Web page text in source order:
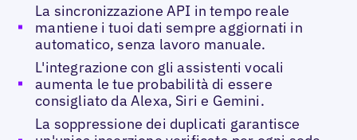
La sincronizzazione API in tempo reale
mantiene i tuoi dati sempre aggiornati in
automatico, senza lavoro manuale.
L'integrazione con gli assistenti vocali
aumenta le tue probabilità di essere
consigliato da Alexa, Siri e Gemini.
La soppressione dei duplicati garantisce